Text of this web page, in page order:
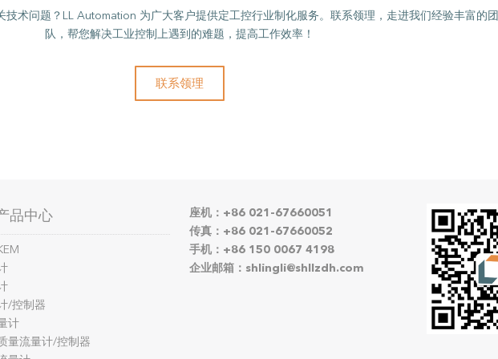
技术问题？LL Automation 为广大客户提供定工控行业制化服务。联系领理，走进我们经验丰富的团
队，帮您解决工业控制上遇到的难题，提高工作效率！
联系领理
品中心
/控制器
计
量流量计/控制器
座机：+86 021-67660051
传真：+86 021-67660052
手机：+86 150 0067 4198
企业邮箱：shlingli@shllzdh.com